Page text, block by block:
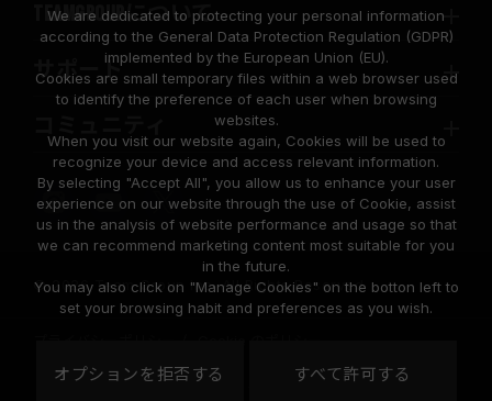
TEAMGROUPについて
サポート
© 2026 Team Group Inc. All Rights Reserved.
地域
United
We are dedicated to protecting your personal information
according to the General Data Protection Regulation (GDPR)
implemented by the European Union (EU).
Cookies are small temporary files within a web browser used
to identify the preference of each user when browsing
websites.
When you visit our website again, Cookies will be used to
recognize your device and access relevant information.
By selecting "Accept All", you allow us to enhance your user
experience on our website through the use of Cookie, assist
us in the analysis of website performance and usage so that
we can recommend marketing content most suitable for you
in the future.
You may also click on "Manage Cookies" on the botton left to
set your browsing habit and preferences as you wish.
オプションを拒否する すべて許可する